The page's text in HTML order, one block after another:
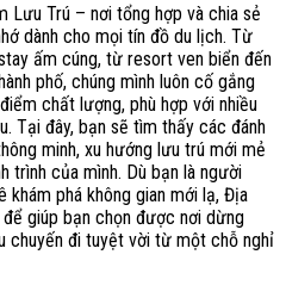
Lưu Trú – nơi tổng hợp và chia sẻ
dành cho mọi tín đồ du lịch. Từ
ấm cúng, từ resort ven biển đến
phố, chúng mình luôn cố gắng
chất lượng, phù hợp với nhiều
Tại đây, bạn sẽ tìm thấy các đánh
minh, xu hướng lưu trú mới mẻ
trình của mình. Dù bạn là người
khám phá không gian mới lạ, Địa
giúp bạn chọn được nơi dừng
chuyến đi tuyệt vời từ một chỗ nghỉ